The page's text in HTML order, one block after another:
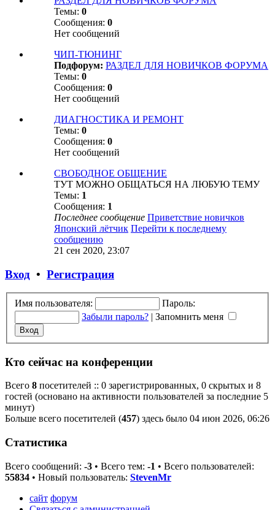
Темы: 0
Сообщения: 0
Нет сообщений
ЧИП-ТЮНИНГ
Подфорум: РАЗДЕЛ ДЛЯ НОВИЧКОВ ФОРУМА
Темы: 0
Сообщения: 0
Нет сообщений
ДИАГНОСТИКА И РЕМОНТ
Темы: 0
Сообщения: 0
Нет сообщений
СВОБОДНОЕ ОБЩЕНИЕ
ТУТ МОЖНО ОБЩАТЬСЯ НА ЛЮБУЮ ТЕМУ
Темы: 1
Сообщения: 1
Последнее сообщение Приветствие новичков
Японский лётчик Перейти к последнему
сообщению
21 сен 2020, 23:07
Вход • Регистрация
Имя пользователя:
Пароль:
Забыли пароль? | Запомнить меня
Кто сейчас на конференции
Всего 8 посетителей :: 0 зарегистрированных, 0 скрытых и 8
гостей (основано на активности пользователей за последние 5
минут)
Больше всего посетителей (457) здесь было 04 июн 2026, 06:26
Статистика
Всего сообщений: -3 • Всего тем: -1 • Всего пользователей:
55834 • Новый пользователь: StevenMr
сайт форум